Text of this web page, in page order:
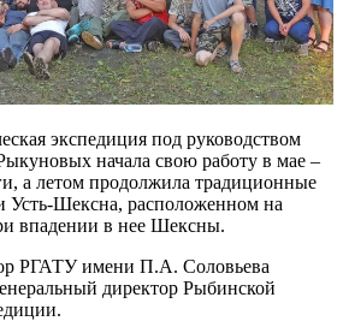
экспедиция под руководством
начала свою работу в мае –
а летом продолжила традиционные
Усть-Шексна, расположенном на
впадении в нее Шексны.
РГАТУ имени П.А. Соловьева
директор Рыбинской